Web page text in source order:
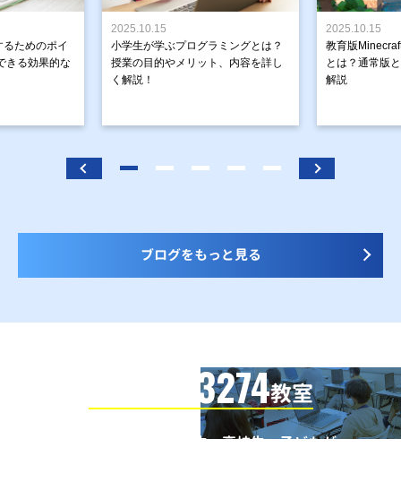
ためのポイ
きる効果的な
2025.10.15
小学生が学ぶプログラミングとは？
授業の目的やメリット、内容を詳し
く解説！
2025.10.15
教育版
とは？通常版
解説
ブログをもっと見る
3274教室
全国の小学生・中学生・高校生・子どもが